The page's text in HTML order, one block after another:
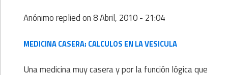
Anónimoreplied on8 Abril, 2010 - 21:04
MEDICINA CASERA: CALCULOS EN LA VESICULA
Una medicina muy casera y por la función lógica que